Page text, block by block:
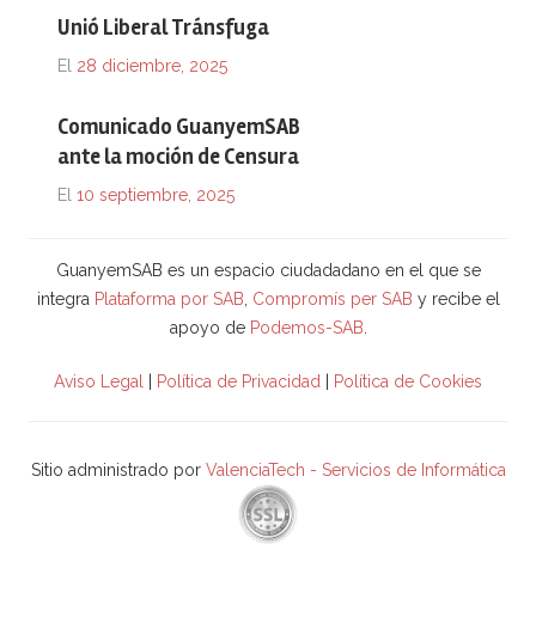
Unió Liberal Tránsfuga
El 28 diciembre, 2025
Comunicado GuanyemSAB
ante la moción de Censura
El 10 septiembre, 2025
GuanyemSAB es un espacio ciudadadano en el que se
integra Plataforma por SAB Compromís per SAB y recibe el
apoyo de Podemos-SAB
Aviso Legal Política de Privacidad Política de Cookies
Sitio administrado por ValenciaTech - Servicios de Informática